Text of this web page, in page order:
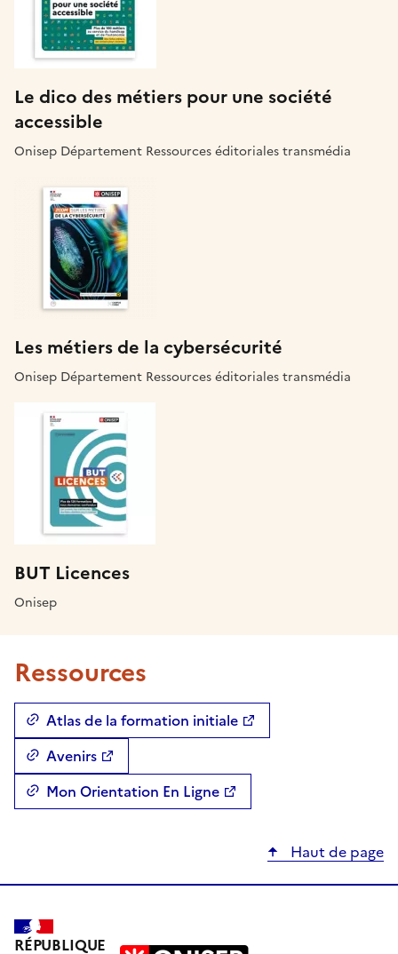
Le dico des métiers pour une société
accessible
Onisep Département Ressources éditoriales transmédia
Les métiers de la cybersécurité
Onisep Département Ressources éditoriales transmédia
BUT Licences
Onisep
Ressources
Atlas de la formation initiale
Avenirs
Mon Orientation En Ligne
Haut de page
RÉPUBLIQUE